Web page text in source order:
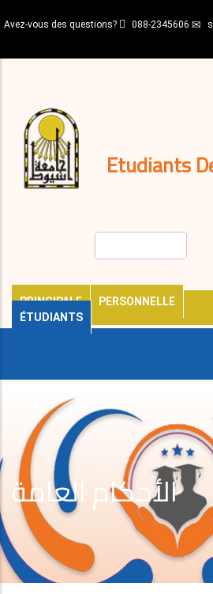
au
principal
Avez-vous des questions? 088-2345606
Etudiants
PRINCIPALE
PERSONNELLE
ÉTUDIANTS
décisions
Expatriés
Journal
الأحكام العامة